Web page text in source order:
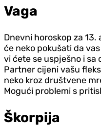
Vaga
Dnevni horoskop za
će neko pokušati da
vi ćete se uspješno i sa
Partner cijeni vašu
neko kroz društvene
Mogući problemi s
Škorpija